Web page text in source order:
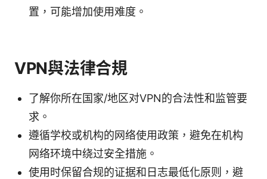
置，可能增加使用难度。
VPN與法律合規
了解你所在国家/地区对VPN的合法性和监管要
求。
遵循学校或机构的网络使用政策，避免在机构
网络环境中绕过安全措施。
使用时保留合规的证据和日志最低化原则，避